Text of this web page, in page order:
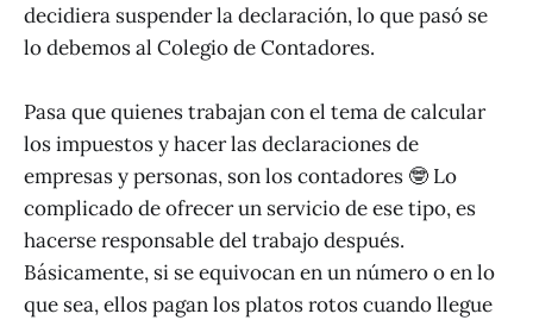
decidiera suspender la declaración, lo que pasó se
lo debemos al Colegio de Contadores.
Pasa que quienes trabajan con el tema de calcular
los impuestos y hacer las declaraciones de
empresas y personas, son los contadores 🤓 Lo
complicado de ofrecer un servicio de ese tipo, es
hacerse responsable del trabajo después.
Básicamente, si se equivocan en un número o en lo
que sea, ellos pagan los platos rotos cuando llegue